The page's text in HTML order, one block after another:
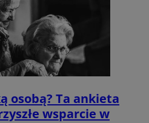
osobą? Ta ankieta
wsparcie w